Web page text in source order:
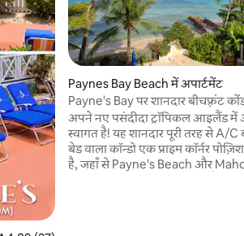
Paynes Bay Beach में अपार्टमेंट
Payne's Bay पर शानदार बीचफ़्रंट
अपने नए पसंदीदा ट्रॉपिकल आइलैंड
स्वागत है! यह शानदार पूरी तरह से A/C
बेड वाला कॉन्डो एक प्राइम कॉर्नर
है, जहाँ से Payne's Beach और